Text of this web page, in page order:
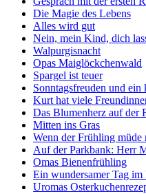
Die Magie des Lebens
Alles wird gut
Nein, mein Kind, dich
Walpurgisnacht
Opas Maiglöckchenwald
Spargel ist teuer
Sonntagsfreuden und ein
Kurt hat viele
Das Blumenherz auf der
Mitten ins Gras
Wenn der Frühling müde
Auf der Parkbank: Herr
Omas Bienenfrühling
Ein wundersamer Tag
Uromas